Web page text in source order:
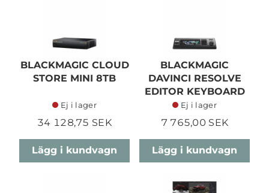
BLACKMAGIC CLOUD
STORE MINI 8TB
Ej i lager
34 128,75 SEK
Lägg i kundvagn
BLACKMAGIC
DAVINCI RESOLVE
EDITOR KEYBOARD
Ej i lager
7 765,00 SEK
Lägg i kundvagn